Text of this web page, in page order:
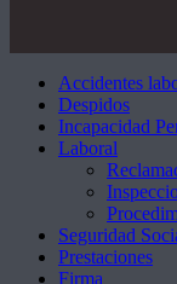
Accidentes
Despidos
Incapacidad
Laboral
Seguridad
Prestaciones
Firma